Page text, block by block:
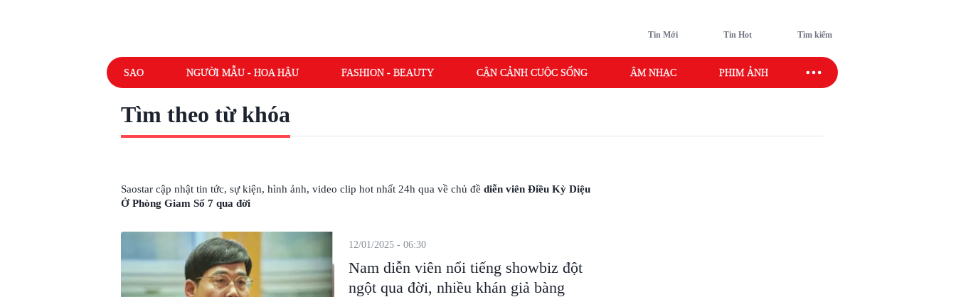
Tin Mới Tin Hot Tìm kiếm
SAO NGƯỜI MẪU - HOA HẬU FASHION - BEAUTY CẬN CẢNH CUỘC SỐNG ÂM NHẠC PHIM ẢNH SAO SPORT
Tìm theo từ khóa
Saostar cập nhật tin tức, sự kiện, hình ảnh, video clip hot nhất 24h qua về chủ đề diễn viên Điều Kỳ Diệu
Ở Phòng Giam Số 7 qua đời
Nam diễn viên nổi tiếng showbiz đột
ngột qua đời, nhiều khán giả bàng
12/01/2025 - 06:30